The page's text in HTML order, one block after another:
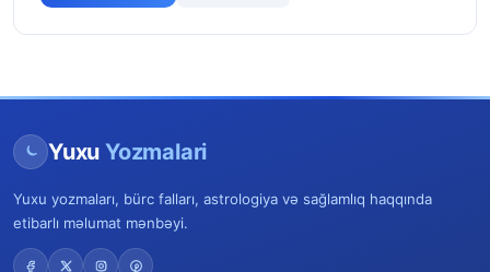
Yuxu Yozmalari
Yuxu yozmaları, bürc falları, astrologiya və sağlamlıq haqqında
etibarlı məlumat mənbəyi.